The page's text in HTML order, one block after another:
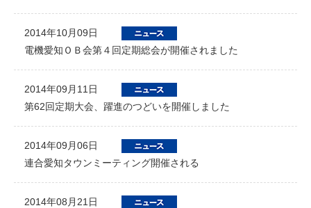
2014年10月09日
電機愛知ＯＢ会第４回定期総会が開催されました
2014年09月11日
第62回定期大会、躍進のつどいを開催しました
2014年09月06日
連合愛知タウンミーティング開催される
2014年08月21日